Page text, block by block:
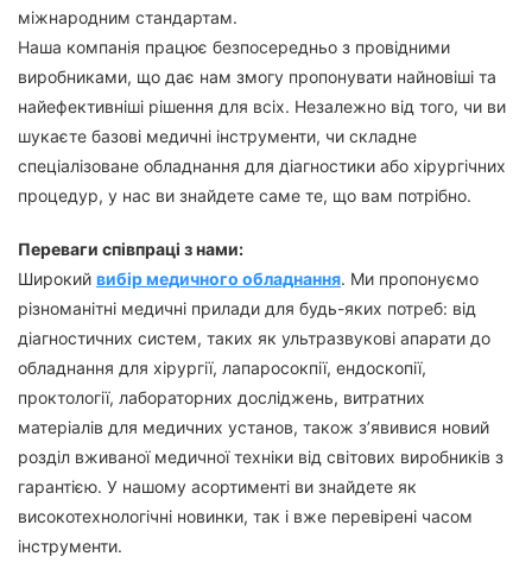
міжнародним стандартам.
Наша компанія працює безпосередньо з провідними
виробниками, що дає нам змогу пропонувати найновіші та
найефективніші рішення для всіх. Незалежно від того, чи ви
шукаєте базові медичні інструменти, чи складне
спеціалізоване обладнання для діагностики або хірургічних
процедур, у нас ви знайдете саме те, що вам потрібно.
Переваги співпраці з нами:
Широкий вибір медичного обладнання. Ми пропонуємо
різноманітні медичні прилади для будь-яких потреб: від
діагностичних систем, таких як ультразвукові апарати до
обладнання для хірургії, лапаросокпії, ендоскопії,
проктології, лабораторних досліджень, витратних
матеріалів для медичних установ, також з’явивися новий
розділ вживаної медичної техніки від світових виробників з
гарантією. У нашому асортименті ви знайдете як
високотехнологічні новинки, так і вже перевірені часом
інструменти.